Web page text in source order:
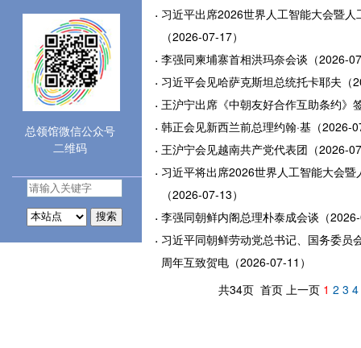
总领馆微信公众号
二维码
搜索
习近平出席2026世界人工智能大会暨
（2026-07-17）
李强同柬埔寨首相洪玛奈会谈（2026-
习近平会见哈萨克斯坦总统托卡耶夫（
王沪宁出席《中朝友好合作互助条约
韩正会见新西兰前总理约翰·基（2026-
王沪宁会见越南共产党代表团（2026-
习近平将出席2026世界人工智能大会
（2026-07-13）
李强同朝鲜内阁总理朴泰成会谈（
习近平同朝鲜劳动党总书记、国务委员
周年互致贺电（2026-07-11）
共34页 首页 上一页 1 2 3 4